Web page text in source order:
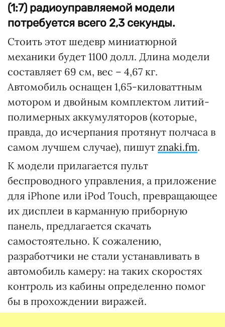
(1:7) радиоуправляемой модели
потребуется всего 2,3 секунды.
Стоить этот шедевр миниатюрной
механики будет 1100 долл. Длина модели
составляет 69 см, вес – 4,67 кг.
Автомобиль оснащен 1,65-киловаттным
мотором и двойным комплектом литий-
полимерных аккумуляторов (которые,
правда, до исчерпания протянут полчаса в
самом лучшем случае), пишут znaki.fm.
К модели прилагается пульт
беспроводного управления, а приложение
для iPhone или iPod Touch, превращающее
их дисплеи в карманную приборную
панель, предлагается скачать
самостоятельно. К сожалению,
разработчики не стали устанавливать в
автомобиль камеру: на таких скоростях
контроль из кабины определенно помог
бы в прохождении виражей.